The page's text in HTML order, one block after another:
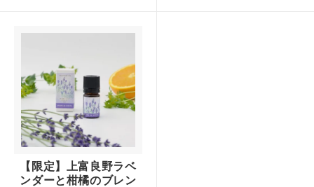
【限定】上富良野ラベ
ンダーと柑橘のブレン